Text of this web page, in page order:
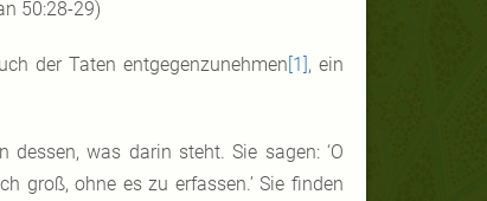
50:28-29)
der Taten entgegenzunehmen[1], ein
was darin steht. Sie sagen: ‘O
groß, ohne es zu erfassen.’ Sie finden